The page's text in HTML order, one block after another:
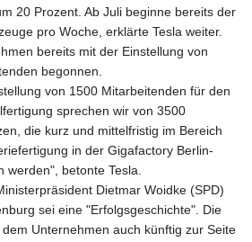
20 Prozent. Ab Juli beginne bereits der
pro Woche, erklärte Tesla weiter.
bereits mit der Einstellung von
begonnen.
von 1500 Mitarbeitenden für den
sprechen wir von 3500
die kurz und mittelfristig im Bereich
in der Gigafactory Berlin-
werden", betonte Tesla.
Dietmar Woidke (SPD)
sei eine "Erfolgsgeschichte". Die
Unternehmen auch künftig zur Seite